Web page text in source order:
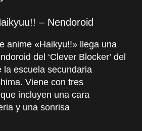
– Nendoroid
anime «Haikyu!!» llega una
del ‘Clever Blocker’ del
la escuela secundaria
Viene con tres
incluyen una cara
y una sonrisa